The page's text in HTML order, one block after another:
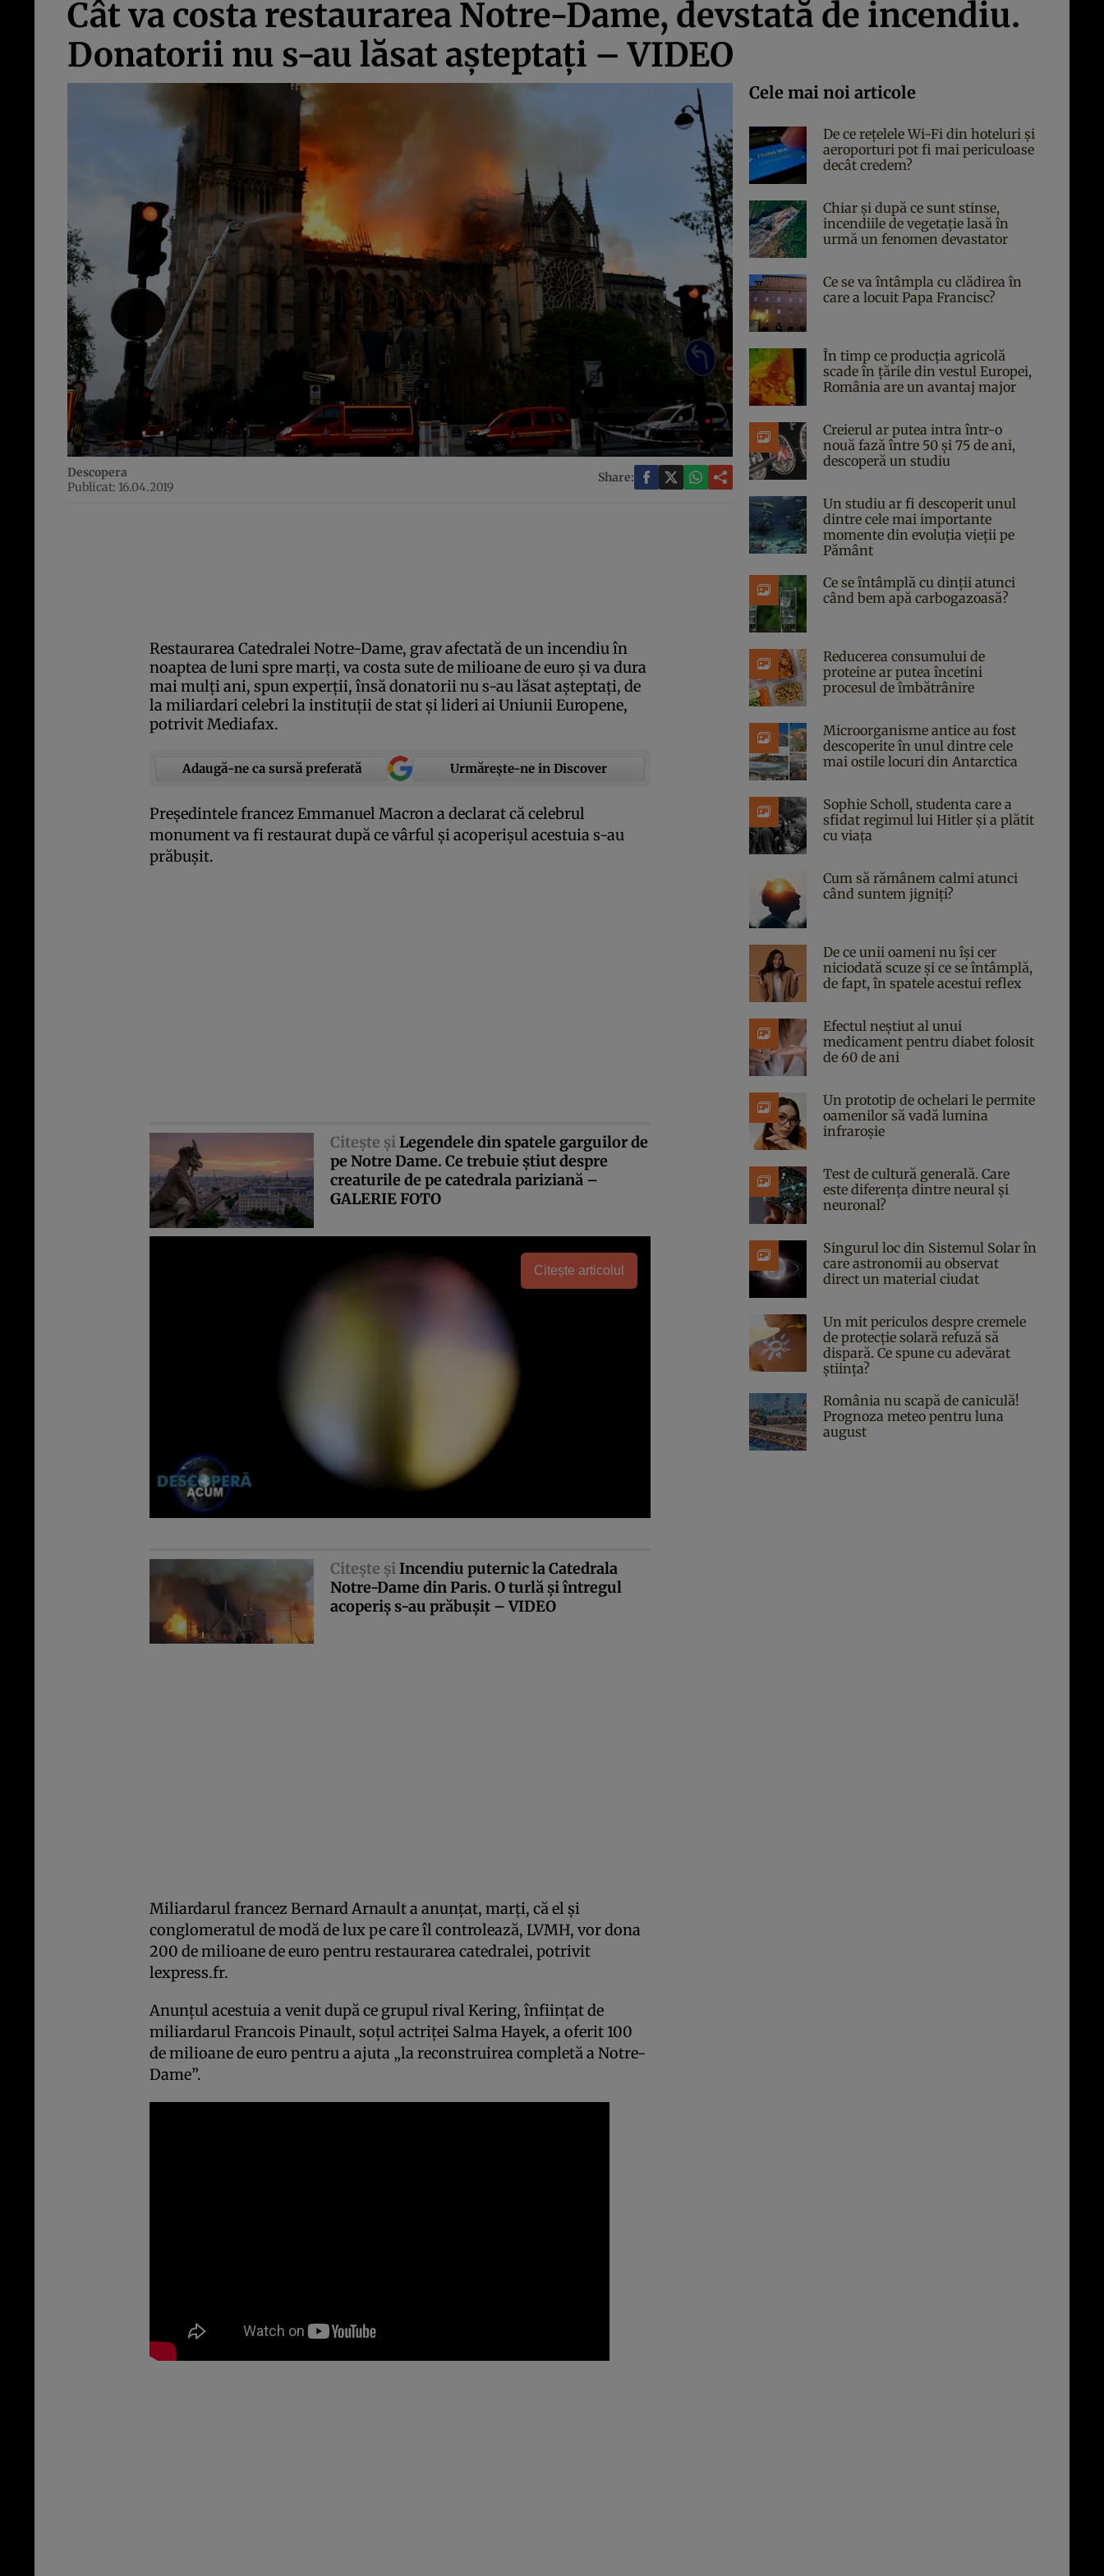
Cât va costa restaurarea Notre-Dame, devstată de incendiu.
Donatorii nu s-au lăsat aşteptaţi – VIDEO
Descopera
Publicat: 16.04.2019
Share:
Restaurarea Catedralei Notre-Dame, grav afectată de un incendiu în
noaptea de luni spre marţi, va costa sute de milioane de euro şi va dura
mai mulţi ani, spun experţii, însă donatorii nu s-au lăsat aşteptaţi, de
la miliardari celebri la instituţii de stat şi lideri ai Uniunii Europene,
potrivit Mediafax.
Adaugă-ne ca sursă preferată Urmărește-ne in Discover
Preşedintele francez Emmanuel Macron a declarat că celebrul
monument va fi restaurat după ce vârful şi acoperişul acestuia s-au
prăbuşit.
Citeşte şiLegendele din spatele garguilor de
pe Notre Dame. Ce trebuie ştiut despre
creaturile de pe catedrala pariziană –
GALERIE FOTO
Citește articolul
Citeşte şiIncendiu puternic la Catedrala
Notre-Dame din Paris. O turlă şi întregul
acoperiş s-au prăbuşit – VIDEO
Miliardarul francez Bernard Arnault a anunţat, marţi, că el şi
conglomeratul de modă de lux pe care îl controlează, LVMH, vor dona
200 de milioane de euro pentru restaurarea catedralei, potrivit
lexpress.fr.
Anunţul acestuia a venit după ce grupul rival Kering, înfiinţat de
miliardarul Francois Pinault, soţul actriţei Salma Hayek, a oferit 100
de milioane de euro pentru a ajuta „la reconstruirea completă a Notre-
Dame”.
Cele mai noi articole
De ce rețelele Wi-Fi din hoteluri și
aeroporturi pot fi mai periculoase
decât credem?
Chiar și după ce sunt stinse,
incendiile de vegetație lasă în
urmă un fenomen devastator
Ce se va întâmpla cu clădirea în
care a locuit Papa Francisc?
În timp ce producția agricolă
scade în țările din vestul Europei,
România are un avantaj major
Creierul ar putea intra într-o
nouă fază între 50 și 75 de ani,
descoperă un studiu
Un studiu ar fi descoperit unul
dintre cele mai importante
momente din evoluția vieții pe
Pământ
Ce se întâmplă cu dinții atunci
când bem apă carbogazoasă?
Reducerea consumului de
proteine ar putea încetini
procesul de îmbătrânire
Microorganisme antice au fost
descoperite în unul dintre cele
mai ostile locuri din Antarctica
Sophie Scholl, studenta care a
sfidat regimul lui Hitler și a plătit
cu viața
Cum să rămânem calmi atunci
când suntem jigniți?
De ce unii oameni nu își cer
niciodată scuze și ce se întâmplă,
de fapt, în spatele acestui reflex
Efectul neștiut al unui
medicament pentru diabet folosit
de 60 de ani
Un prototip de ochelari le permite
oamenilor să vadă lumina
infraroșie
Test de cultură generală. Care
este diferența dintre neural și
neuronal?
Singurul loc din Sistemul Solar în
care astronomii au observat
direct un material ciudat
Un mit periculos despre cremele
de protecție solară refuză să
dispară. Ce spune cu adevărat
știința?
România nu scapă de caniculă!
Prognoza meteo pentru luna
august